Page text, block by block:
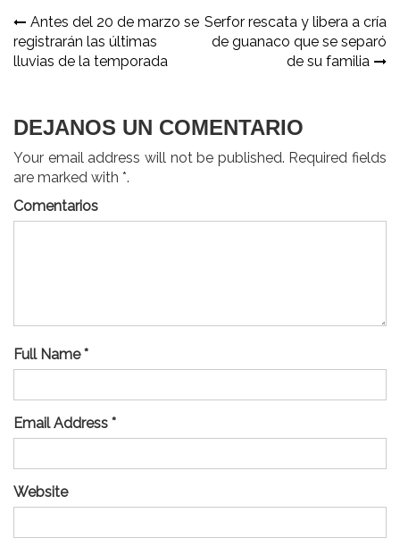
Navegación
de
Antes del 20 de marzo se
registrarán las últimas
lluvias de la temporada
Serfor rescata y libera a cría
de guanaco que se separó
de su familia
DEJANOS UN COMENTARIO
Your email address will not be published. Required fields
are marked with *.
Comentarios
Full Name *
Email Address *
Website